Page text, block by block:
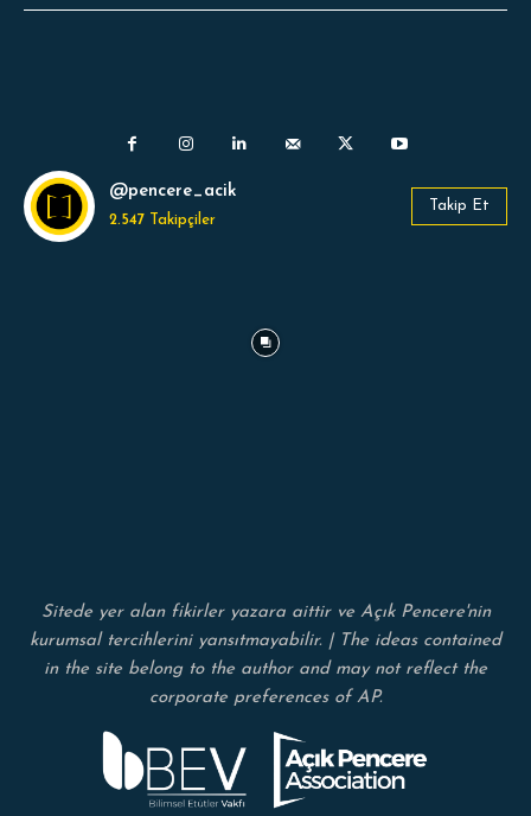
@pencere_acik
2.547 Takipçiler
Takip Et
Sitede yer alan fikirler yazara aittir ve Açık Pencere'nin
kurumsal tercihlerini yansıtmayabilir. | The ideas contained
in the site belong to the author and may not reflect the
corporate preferences of AP.